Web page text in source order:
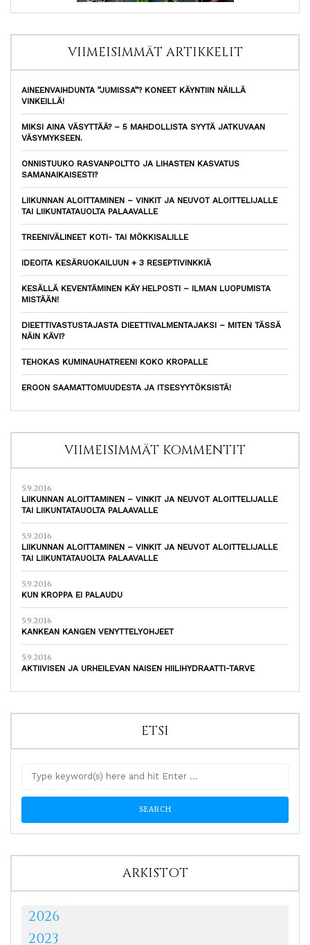
VIIMEISIMMÄT ARTIKKELIT
AINEENVAIHDUNTA ”JUMISSA”? KONEET KÄYNTIIN NÄILLÄ
VINKEILLÄ!
MIKSI AINA VÄSYTTÄÄ? – 5 MAHDOLLISTA SYYTÄ JATKUVAAN
VÄSYMYKSEEN.
ONNISTUUKO RASVANPOLTTO JA LIHASTEN KASVATUS
SAMANAIKAISESTI?
LIIKUNNAN ALOITTAMINEN – VINKIT JA NEUVOT ALOITTELIJALLE
TAI LIIKUNTATAUOLTA PALAAVALLE
TREENIVÄLINEET KOTI- TAI MÖKKISALILLE
IDEOITA KESÄRUOKAILUUN + 3 RESEPTIVINKKIÄ
KESÄLLÄ KEVENTÄMINEN KÄY HELPOSTI – ILMAN LUOPUMISTA
MISTÄÄN!
DIEETTIVASTUSTAJASTA DIEETTIVALMENTAJAKSI – MITEN TÄSSÄ
NÄIN KÄVI?
TEHOKAS KUMINAUHATREENI KOKO KROPALLE
EROON SAAMATTOMUUDESTA JA ITSESYYTÖKSISTÄ!
VIIMEISIMMÄT KOMMENTIT
5.9.2016
LIIKUNNAN ALOITTAMINEN – VINKIT JA NEUVOT ALOITTELIJALLE
TAI LIIKUNTATAUOLTA PALAAVALLE
5.9.2016
LIIKUNNAN ALOITTAMINEN – VINKIT JA NEUVOT ALOITTELIJALLE
TAI LIIKUNTATAUOLTA PALAAVALLE
5.9.2016
KUN KROPPA EI PALAUDU
5.9.2016
KANKEAN KANGEN VENYTTELYOHJEET
5.9.2016
AKTIIVISEN JA URHEILEVAN NAISEN HIILIHYDRAATTI-TARVE
ETSI
ARKISTOT
2026
2023